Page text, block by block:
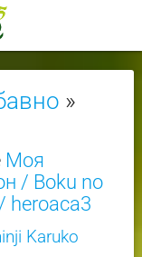
»
Моя
/ Boku no
heroaca3
Karuko